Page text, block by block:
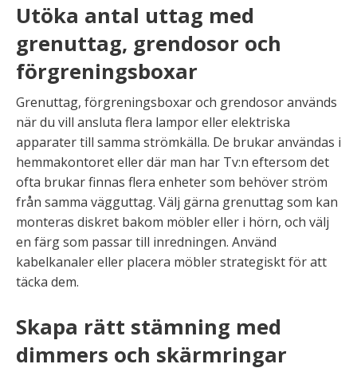
Utöka antal uttag med
grenuttag, grendosor och
förgreningsboxar
Grenuttag, förgreningsboxar och grendosor används
när du vill ansluta flera lampor eller elektriska
apparater till samma strömkälla. De brukar användas i
hemmakontoret eller där man har Tv:n eftersom det
ofta brukar finnas flera enheter som behöver ström
från samma vägguttag. Välj gärna grenuttag som kan
monteras diskret bakom möbler eller i hörn, och välj
en färg som passar till inredningen. Använd
kabelkanaler eller placera möbler strategiskt för att
täcka dem.
Skapa rätt stämning med
dimmers och skärmringar